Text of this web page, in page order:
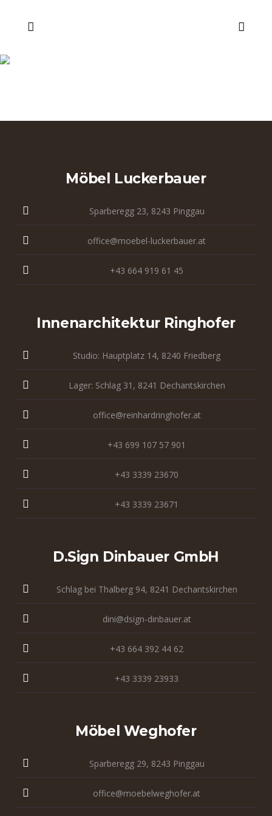
Möbel Luckerbauer
Sparberegg 23, 8243 Pinggau
office@moebel-luckerbauer.at
+43 664 919 61 45
Innenarchitektur Ringhofer
Studio: Hauptplatz 14, 8240 Friedberg
Lager: Schlag 31, 8241 Dechantskirchen
office@reinhardringhofer.at
+43 699 107 57 901
+43 3339 23670
+43 3339 23671
D.sign Dinbauer GmbH
Schlag bei Thalberg 94, 8241 Dechantskirchen
dini@dsign-dinbauer.at
+43 664 392 44 62
+43 3339 23933
Möbel Weghofer
Sparberegg 29, 8243 Pinggau
office@moebelweghofer.at